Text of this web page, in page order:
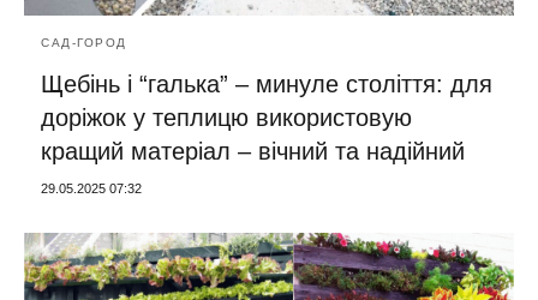
САД-ГОРОД
Щебінь і “галька” – минуле століття: для
доріжок у теплицю використовую
кращий матеріал – вічний та надійний
29.05.2025 07:32